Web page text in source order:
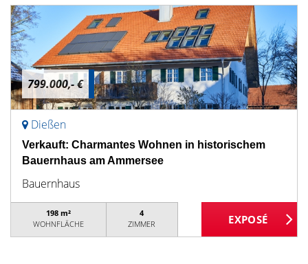
799.000,- €
Dießen
Verkauft: Charmantes Wohnen in historischem
Bauernhaus am Ammersee
Bauernhaus
198 m²
WOHNFLÄCHE
4
ZIMMER